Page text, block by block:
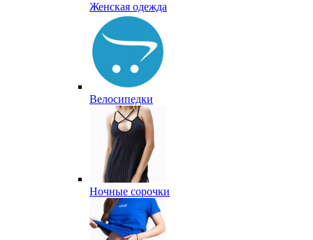
Женская одежда
Велосипедки
Ночные сорочки